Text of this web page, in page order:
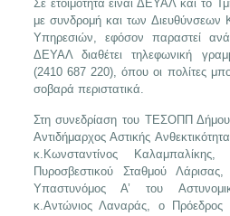
Σε ετοιμότητα είναι ΔΕΥΑΛ και το
με συνδρομή και των Διευθύνσεων
Υπηρεσιών, εφόσον παραστεί
ΔΕΥΑΛ διαθέτει τηλεφωνική
(2410 687 220), όπου οι πολίτες
σοβαρά περιστατικά.
Στη συνεδρίαση του ΤΕΣΟΠΠ
Αντιδήμαρχος Αστικής
κ.Κωνσταντίνος
Πυροσβεστικού Σταθμού
Υπαστυνόμος Α’ του
κ.Αντώνιος Λαναράς, ο Πρόεδρος